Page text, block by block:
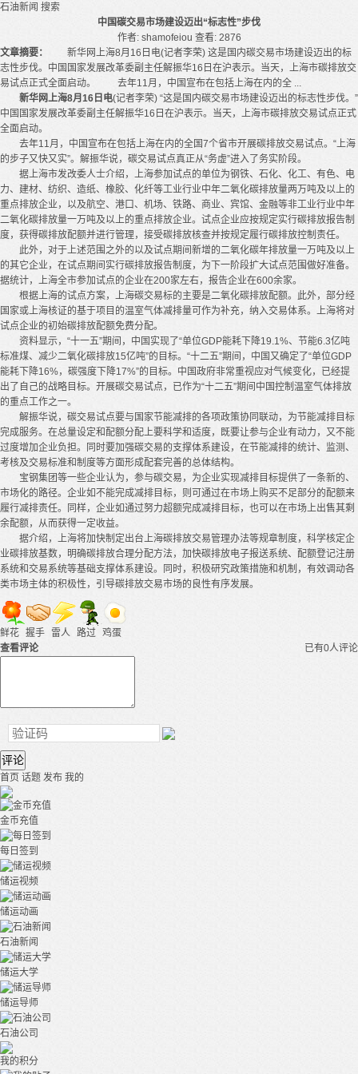
石油新闻 搜索
中国碳交易市场建设迈出“标志性”步伐
作者: shamofeiou 查看: 2876
文章摘要：
新华网上海8月16日电(记者李荣) 这是国内碳交易市场建设迈出的标
志性步伐。中国国家发展改革委副主任解振华16日在沪表示。当天，上海市碳排放交
易试点正式全面启动。 去年11月，中国宣布在包括上海在内的全 ...
新华网上海8月16日电(记者李荣) “这是国内碳交易市场建设迈出的标志性步伐。”
中国国家发展改革委副主任解振华16日在沪表示。当天，上海市碳排放交易试点正式
全面启动。
去年11月，中国宣布在包括上海在内的全国7个省市开展碳排放交易试点。“上海
的步子又快又实”。解振华说，碳交易试点真正从“务虚”进入了务实阶段。
据上海市发改委人士介绍，上海参加试点的单位为钢铁、石化、化工、有色、电
力、建材、纺织、造纸、橡胶、化纤等工业行业中年二氧化碳排放量两万吨及以上的
重点排放企业，以及航空、港口、机场、铁路、商业、宾馆、金融等非工业行业中年
二氧化碳排放量一万吨及以上的重点排放企业。试点企业应按规定实行碳排放报告制
度，获得碳排放配额并进行管理，接受碳排放核查并按规定履行碳排放控制责任。
此外，对于上述范围之外的以及试点期间新增的二氧化碳年排放量一万吨及以上
的其它企业，在试点期间实行碳排放报告制度，为下一阶段扩大试点范围做好准备。
据统计，上海全市参加试点的企业在200家左右，报告企业在600余家。
根据上海的试点方案，上海碳交易标的主要是二氧化碳排放配额。此外，部分经
国家或上海核证的基于项目的温室气体减排量可作为补充，纳入交易体系。上海将对
试点企业的初始碳排放配额免费分配。
资料显示，“十一五”期间，中国实现了“单位GDP能耗下降19.1%、节能6.3亿吨
标准煤、减少二氧化碳排放15亿吨”的目标。“十二五”期间，中国又确定了“单位GDP
能耗下降16%，碳强度下降17%”的目标。中国政府非常重视应对气候变化，已经提
出了自己的战略目标。开展碳交易试点，已作为“十二五”期间中国控制温室气体排放
的重点工作之一。
解振华说，碳交易试点要与国家节能减排的各项政策协同联动，为节能减排目标
完成服务。在总量设定和配额分配上要科学和适度，既要让参与企业有动力，又不能
过度增加企业负担。同时要加强碳交易的支撑体系建设，在节能减排的统计、监测、
考核及交易标准和制度等方面形成配套完善的总体结构。
宝钢集团等一些企业认为，参与碳交易，为企业实现减排目标提供了一条新的、
市场化的路径。企业如不能完成减排目标，则可通过在市场上购买不足部分的配额来
履行减排责任。同样，企业如通过努力超额完成减排目标，也可以在市场上出售其剩
余配额，从而获得一定收益。
据介绍，上海将加快制定出台上海碳排放交易管理办法等规章制度，科学核定企
业碳排放基数，明确碳排放合理分配方法，加快碳排放电子报送系统、配额登记注册
系统和交易系统等基础支撑体系建设。同时，积极研究政策措施和机制，有效调动各
类市场主体的积极性，引导碳排放交易市场的良性有序发展。
鲜花 握手 雷人 路过 鸡蛋
已有0人评论
查看评论
评论
首页 话题 发布 我的
金币充值
每日签到
储运视频
储运动画
石油新闻
储运大学
储运导师
石油公司
我的积分